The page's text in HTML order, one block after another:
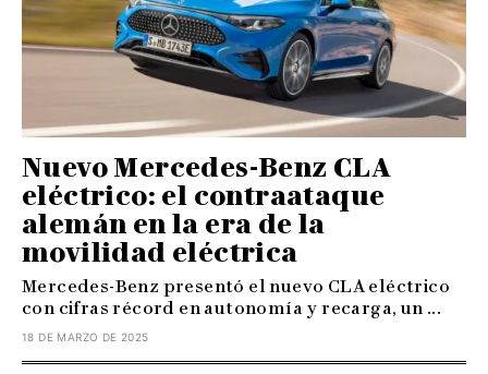
Nuevo Mercedes-Benz CLA
eléctrico: el contraataque
alemán en la era de la
movilidad eléctrica
Mercedes-Benz presentó el nuevo CLA eléctrico
con cifras récord en autonomía y recarga, un ...
18 DE MARZO DE 2025